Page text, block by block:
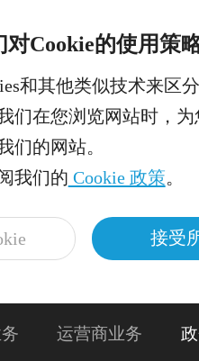
对Cookie的使用策
和其他类似技术来区
们在您浏览网站时，
们的网站。
我们的 Cookie 政策。
接受
运营商业务